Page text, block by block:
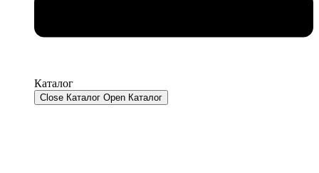
Каталог
Close Каталог Open Каталог